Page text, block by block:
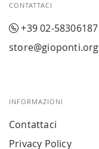
CONTATTACI
+39 02-58306187
store@gioponti.org
INFORMAZIONI
Contattaci
Privacy Policy